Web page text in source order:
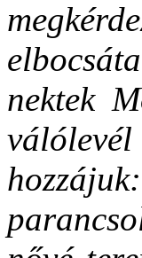
nektek